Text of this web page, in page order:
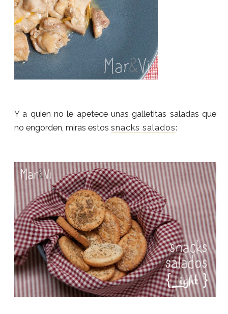
Y a quien no le apetece unas galletitas saladas que
no engorden, miras estossnacks salados: